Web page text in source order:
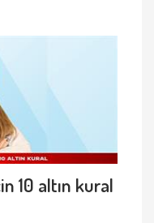
10 altın kural